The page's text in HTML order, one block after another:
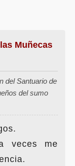
Muñecas
del Santuario de
del sumo
veces me